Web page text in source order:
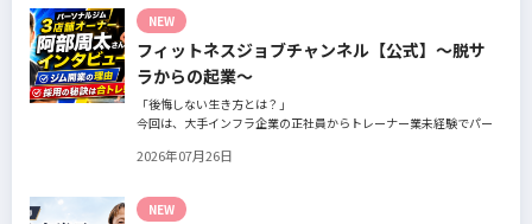
はそのスタッフの皆様がつくる施設やフィットネスについての魅力
を語っていただきました。
NEW
フィットネスジョブチャンネル【公式】～脱サ
ラからの起業～
「後悔しない生き方とは？」
今回は、大手インフラ企業の正社員からトレーナー業未経験でパー
の阿部周大さんへインタビュー。
2026年07月26日
NEW